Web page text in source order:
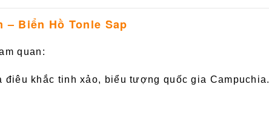
– Biển Hồ Tonle Sap
quan:
khắc tinh xảo, biểu tượng quốc gia Campuchia.